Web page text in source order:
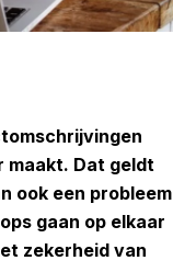
maakt. Dat geldt
ook een probleem
gaan op elkaar
zekerheid van